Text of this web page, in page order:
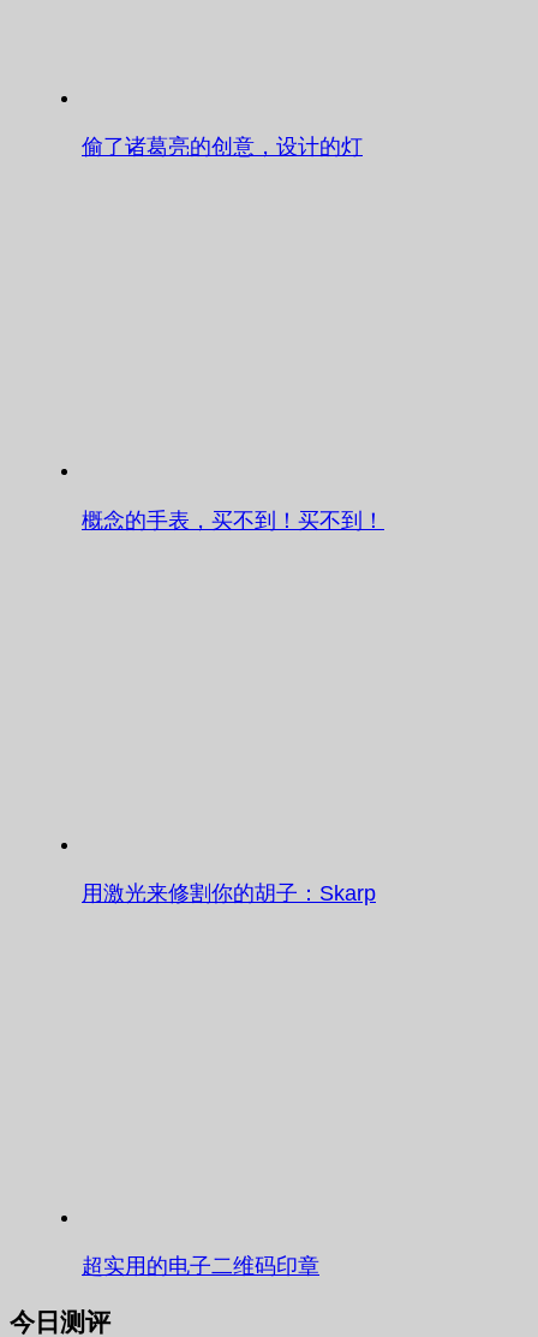
偷了诸葛亮的创意，设计的灯
概念的手表，买不到！买不到！
用激光来修割你的胡子：Skarp
超实用的电子二维码印章
今日测评